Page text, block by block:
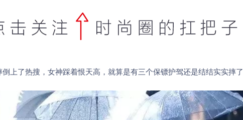
上了热搜，女神踩着恨天高，就算是有三个保镖护驾还是结结实实摔了